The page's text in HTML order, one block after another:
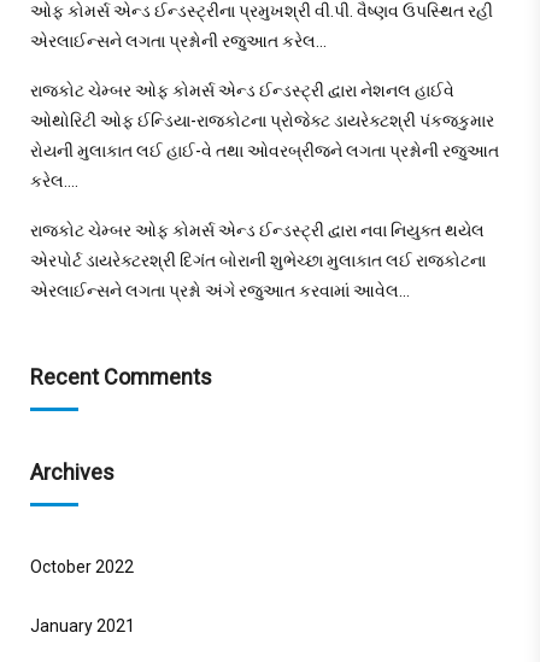
ઓફ કોમર્સ એન્ડ ઈન્ડસ્ટ્રીના પ્રમુખશ્રી વી.પી. વૈષ્ણવ ઉપસ્થિત રહી
એરલાઈન્સને લગતા પ્રશ્નોની રજુઆત કરેલ…
રાજકોટ ચેમ્બર ઓફ કોમર્સ એન્ડ ઈન્ડસ્ટ્રી દ્વારા નેશનલ હાઈવે
ઓથોરિટી ઓફ ઈન્ડિયા-રાજકોટના પ્રોજેક્ટ ડાયરેક્ટશ્રી પંકજકુમાર
રોયની મુલાકાત લઈ હાઈ-વે તથા ઓવરબ્રીજને લગતા પ્રશ્નોની રજુઆત
કરેલ….
રાજકોટ ચેમ્બર ઓફ કોમર્સ એન્ડ ઈન્ડસ્ટ્રી દ્વારા નવા નિયુક્ત થયેલ
એરપોર્ટ ડાયરેક્ટરશ્રી દિગંત બોરાની શુભેચ્છા મુલાકાત લઈ રાજકોટના
એરલાઈન્સને લગતા પ્રશ્નો અંગે રજુઆત કરવામાં આવેલ…
Recent Comments
Archives
October 2022
January 2021